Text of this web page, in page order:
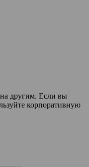
Если вы
корпоративную